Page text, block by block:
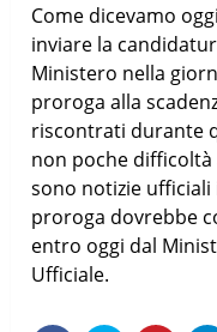
Come dicevamo
inviare la
Ministero nella
proroga alla
riscontrati durante
non poche
sono notizie
proroga dovrebbe
entro oggi dal
Ufficiale.